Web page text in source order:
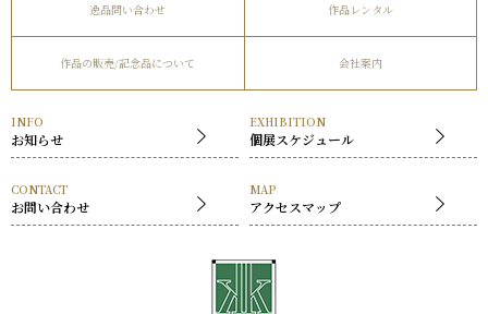
社長挨拶
逸品問い合わせ 作品レンタル
作品の販売/記念品について 会社案内
INFO
お知らせ
EXHIBITION
個展スケジュール
CONTACT
お問い合わせ
MAP
アクセスマップ